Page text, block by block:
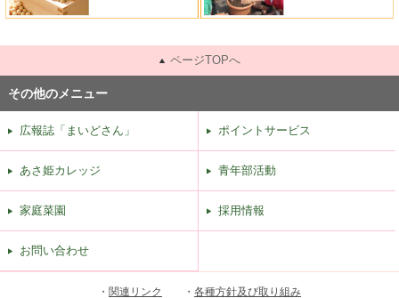
ページTOPへ
その他のメニュー
広報誌「まいどさん」 ポイントサービス
あさ姫カレッジ 青年部活動
家庭菜園 採用情報
お問い合わせ
・ 関連リンク ・ 各種方針及び取り組み